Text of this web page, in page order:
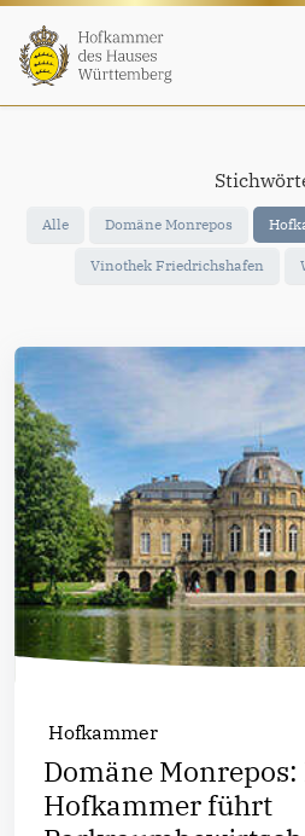
Alle Domäne Monrepos
Vinothek Friedrichshafen
Hofkammer
Domäne Monrepos:
Hofkammer führt